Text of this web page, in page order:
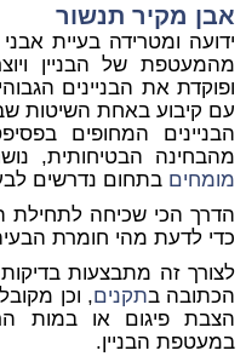
אבן מקיר תנשור
ידועה ומטרידה בעיית
מהמעטפת של הבניין
ופוקדת את הבניינים
עם קיבוע באחת השיטות
הבניינים המחופים
מהבחינה הבטיחותית,
מומחים בתחום נדרשים
הדרך הכי שכיחה לתחילת
כדי לדעת מהי חומרת
לצורך זה מתבצעות
הכתובה בתקנים, וכן
הצבת פיגום או במות
במעטפת הבניין.